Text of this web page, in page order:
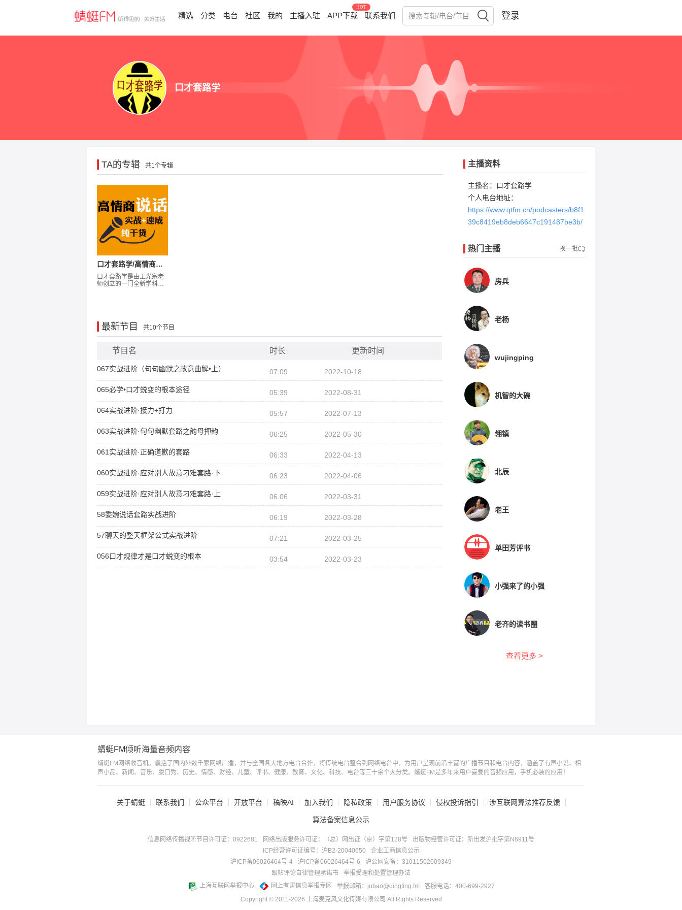
精选 分类 电台 社区 我的 主播入驻 APP下载
HOT
联系我们 登录
口才套路学
TA的专辑 共1个专辑
口才套路学/高情商说话速成
口才套路学是由王光宗老
师创立的一门全新学科。
话的套路技巧，以及社交
礼仪的技巧。 它可以更好
世，让我们的情商以及口
才在短时间内得到快速提
的人实现口才蜕变、君临
最新节目 共10个节目
节目名 时长 更新时间
067实战进阶（句句幽默之故意曲解•上） 07:09 2022-10-18
065必学•口才蜕变的根本途径 05:39 2022-08-31
064实战进阶·接力+打力 05:57 2022-07-13
063实战进阶·句句幽默套路之韵母押韵 06:25 2022-05-30
061实战进阶·正确道歉的套路 06:33 2022-04-13
060实战进阶·应对别人故意刁难套路·下 06:23 2022-04-06
059实战进阶·应对别人故意刁难套路·上 06:06 2022-03-31
58委婉说话套路实战进阶 06:19 2022-03-28
57聊天的整天框架公式实战进阶 07:21 2022-03-25
056口才规律才是口才蜕变的根本 03:54 2022-03-23
主播资料
主播名：口才套路学
个人电台地址：
https://www.qtfm.cn/podcasters/b8f1
39c8419eb8deb6647c191487be3b/
热门主播 换一批
房兵
老杨
wujingping
机智的大碗
翎镇
北辰
老王
单田芳评书
小强来了的小强
老齐的读书圈
查看更多 >
蜻蜓FM倾听海量音频内容
蜻蜓FM网络收音机，囊括了国内外数千家网络广播，并与全国各大地方电台合作，将传统电台整合到网络电台中，为用户呈现前沿丰富的广播节目和电台内容，涵盖了有声小说、相
声小品、新闻、音乐、脱口秀、历史、情感、财经、儿童、评书、健康、教育、文化、科技、电台等三十余个大分类。蜻蜓FM是多年来用户喜爱的音频应用，手机必装的应用！
关于蜻蜓 联系我们 公众平台 开放平台 稿映AI 加入我们 隐私政策 用户服务协议 侵权投诉指引 涉互联网算法推荐反馈
算法备案信息公示
信息网络传播视听节目许可证：0922681 网络出版服务许可证：（总）网出证（京）字第128号
出版物经营许可证：新出发沪批字第N6911号
ICP经营许可证编号：沪B2-20040650
企业工商信息公示
沪ICP备06026464号-4
沪ICP备06026464号-6
沪公网安备：31011502009349
跟帖评论自律管理承诺书
举报受理和处置管理办法
上海互联网举报中心
网上有害信息举报专区 举报邮箱：jubao@qingting.fm
客服电话：400-699-2927
Copyright © 2011-2026 上海麦克风文化传媒有限公司 All Rights Reserved